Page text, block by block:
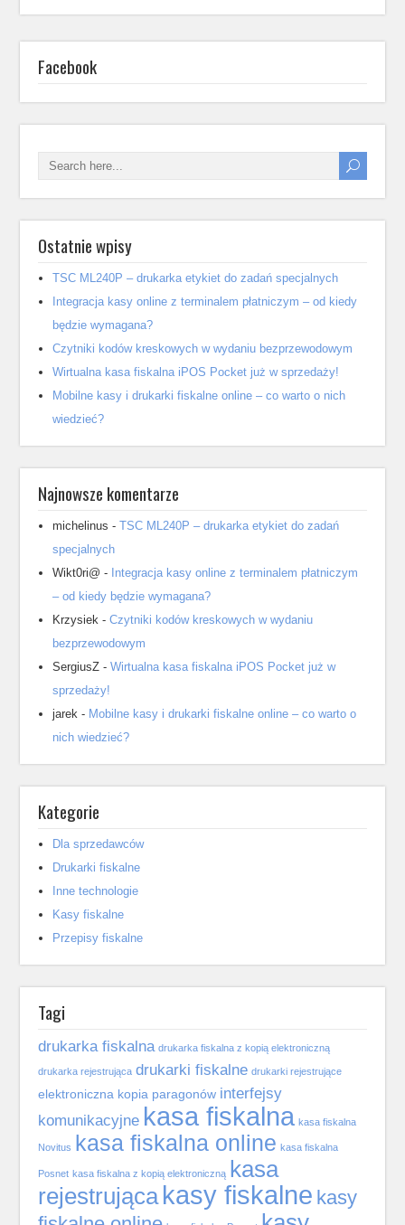
Facebook
Ostatnie wpisy
TSC ML240P – drukarka etykiet do zadań specjalnych
Integracja kasy online z terminalem płatniczym – od kiedy
będzie wymagana?
Czytniki kodów kreskowych w wydaniu bezprzewodowym
Wirtualna kasa fiskalna iPOS Pocket już w sprzedaży!
Mobilne kasy i drukarki fiskalne online – co warto o nich
wiedzieć?
Najnowsze komentarze
michelinus -TSC ML240P – drukarka etykiet do zadań
specjalnych
Wikt0ri@ - Integracja kasy online z terminalem płatniczym
– od kiedy będzie wymagana?
Krzysiek -Czytniki kodów kreskowych w wydaniu
bezprzewodowym
SergiusZ -Wirtualna kasa fiskalna iPOS Pocket już w
sprzedaży!
jarek - Mobilne kasy i drukarki fiskalne online – co warto o
nich wiedzieć?
Kategorie
Dla sprzedawców
Drukarki fiskalne
Inne technologie
Kasy fiskalne
Przepisy fiskalne
Tagi
drukarka fiskalna drukarka fiskalna z kopią elektroniczną
drukarka rejestrująca drukarki fiskalne drukarki rejestrujące
elektroniczna kopia paragonów interfejsy
komunikacyjne kasa fiskalna kasa fiskalna
Novitus kasa fiskalna online kasa fiskalna
Posnet kasa fiskalna z kopią elektroniczną kasa
rejestrującakasy fiskalne kasy